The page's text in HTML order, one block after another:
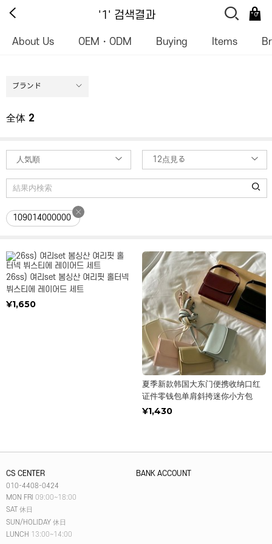
'1' 검색결과 0
About Us OEM・ODM Buying Items
ブランド
全体 2
人気順 12点見る
109014000000
26ss) 여리set 봄싱산 여리핏 홀터넥
뷔스티에 레이어드 세트
¥1,650
夏季新款韩国大东门便携收纳口红
证件零钱包单肩斜挎迷你小方包
¥1,430
CS CENTER
010-4408-0424
MON FRI 09:00~18:00
SAT 休日
SUN/HOLIDAY 休日
LUNCH 13:00~14:00
BANK ACCOUNT